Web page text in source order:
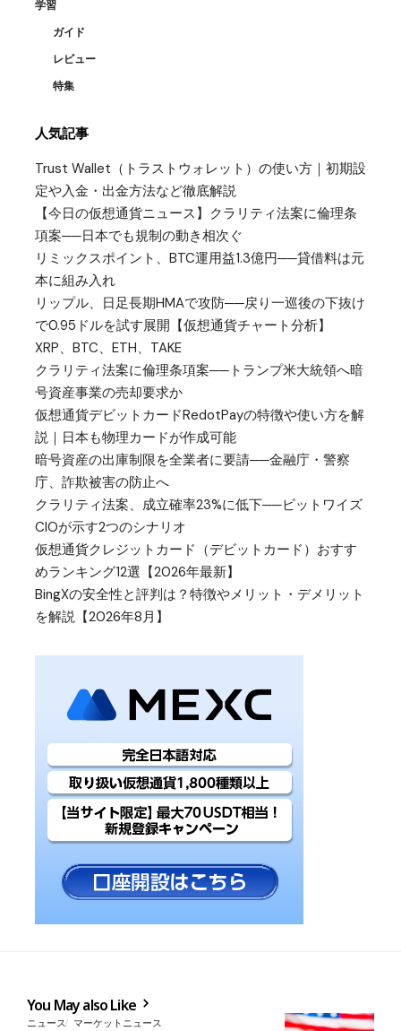
学習
ガイド
レビュー
特集
人気記事
Trust Wallet（トラストウォレット）の使い方｜初期設
定や入金・出金方法など徹底解説
【今日の仮想通貨ニュース】クラリティ法案に倫理条
項案──日本でも規制の動き相次ぐ
リミックスポイント、BTC運用益1.3億円──貸借料は元
本に組み入れ
リップル、日足長期HMAで攻防──戻り一巡後の下抜け
で0.95ドルを試す展開【仮想通貨チャート分析】
XRP、BTC、ETH、TAKE
クラリティ法案に倫理条項案──トランプ米大統領へ暗
号資産事業の売却要求か
仮想通貨デビットカードRedotPayの特徴や使い方を解
説｜日本も物理カードが作成可能
暗号資産の出庫制限を全業者に要請──金融庁・警察
庁、詐欺被害の防止へ
クラリティ法案、成立確率23%に低下──ビットワイズ
CIOが示す2つのシナリオ
仮想通貨クレジットカード（デビットカード）おすす
めランキング12選【2026年最新】
BingXの安全性と評判は？特徴やメリット・デメリット
を解説【2026年8月】
You May also Like
ニュース マーケットニュース